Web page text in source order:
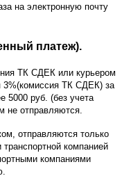
на электронную почту
платеж).
ТК СДЕК или курьером
3%(комиссия ТК СДЕК) за
5000 руб. (без учета
не отправляются.
отправляются только
компанией
компаниями